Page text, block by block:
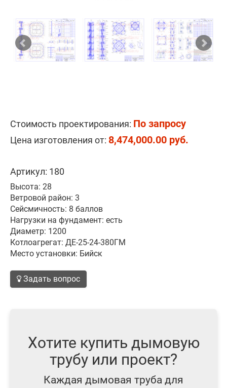
Стоимость проектирования: По запросу
Цена изготовления от: 8,474,000.00 руб.
Артикул: 180
Высота: 28
Ветровой район: 3
Сейсмичность: 8 баллов
Нагрузки на фундамент: есть
Диаметр: 1200
Котлоагрегат: ДЕ-25-24-380ГМ
Место установки: Бийск
Задать вопрос
Хотите купить дымовую
трубу или проект?
Каждая дымовая труба для